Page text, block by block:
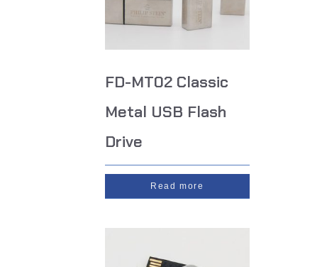
FD-MT02 Classic
Metal USB Flash
Drive
Read more